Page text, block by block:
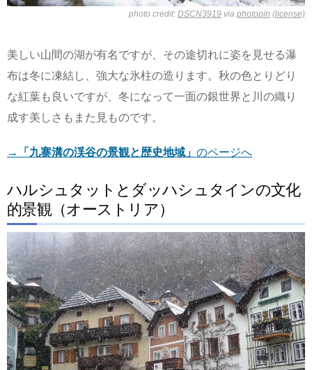
photo credit: DSCN3919 via photopin (license)
美しい山間の湖が有名ですが、その途切れに姿を見せる瀑
布は冬に凍結し、強大な氷柱の造ります。秋の色とりどり
な紅葉も良いですが、冬になって一面の銀世界と川の織り
成す美しさもまた見ものです。
→ 「九寨溝の渓谷の景観と歴史地域」 のページへ
ハルシュタットとダッハシュタインの文化
的景観（オーストリア）